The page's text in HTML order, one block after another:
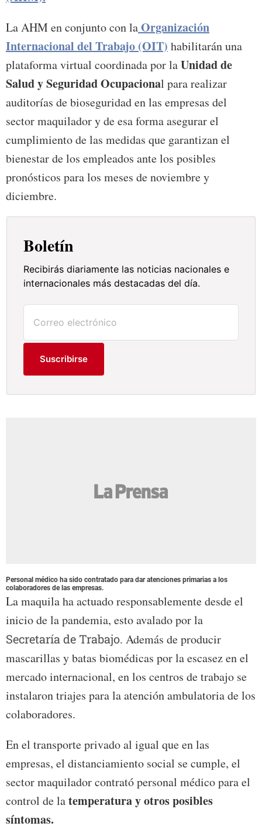
La AHM en conjunto con laOrganización
Internacional del Trabajo (OIT) habilitarán una
plataforma virtual coordinada por laUnidad de
Salud y Seguridad Ocupacional para realizar
auditorías de bioseguridad en las empresas del
sector maquilador y de esa forma asegurar el
cumplimiento de las medidas que garantizan el
bienestar de los empleados ante los posibles
pronósticos para los meses de noviembre y
diciembre.
Boletín
Recibirás diariamente las noticias nacionales e
internacionales más destacadas del día.
Suscribirse
Personal médico ha sido contratado para dar atenciones primarias a los
colaboradores de las empresas.
La maquila ha actuado responsablemente desde el
inicio de la pandemia, esto avalado por la
Secretaría de Trabajo. Además de producir
mascarillas y batas biomédicas por la escasez en el
mercado internacional, en los centros de trabajo se
instalaron triajes para la atención ambulatoria de los
colaboradores.
En el transporte privado al igual que en las
empresas, el distanciamiento social se cumple, el
sector maquilador contrató personal médico para el
control de latemperatura y otros posibles
síntomas.